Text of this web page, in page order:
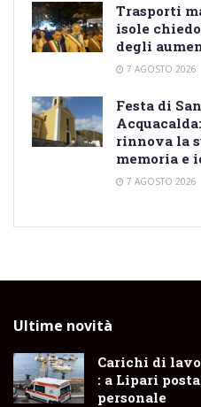
Trasporti
isole
degli
7 AGOSTO 2026
Festa di
rinnova la
memoria e
7 AGOSTO 2026
Ultime novità
Carichi di
: a Lipari
personale